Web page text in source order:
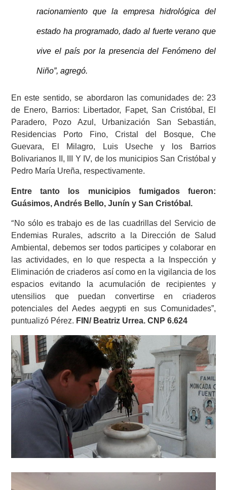
racionamiento que la empresa hidrológica del
estado ha programado, dado al fuerte verano que
vive el país por la presencia del Fenómeno del
Niño”, agregó.
En este sentido, se abordaron las comunidades de: 23
de Enero, Barrios: Libertador, Fapet, San Cristóbal, El
Paradero, Pozo Azul, Urbanización San Sebastián,
Residencias Porto Fino, Cristal del Bosque, Che
Guevara, El Milagro, Luis Useche y los Barrios
Bolivarianos II, III Y IV, de los municipios San Cristóbal y
Pedro María Ureña, respectivamente.
Entre tanto los municipios fumigados fueron:
Guásimos, Andrés Bello, Junín y San Cristóbal.
“No sólo es trabajo es de las cuadrillas del Servicio de
Endemias Rurales, adscrito a la Dirección de Salud
Ambiental, debemos ser todos participes y colaborar en
las actividades, en lo que respecta a la Inspección y
Eliminación de criaderos así como en la vigilancia de los
espacios evitando la acumulación de recipientes y
utensilios que puedan convertirse en criaderos
potenciales del Aedes aegypti en sus Comunidades”,
puntualizó Pérez. FIN/ Beatriz Urrea. CNP 6.624